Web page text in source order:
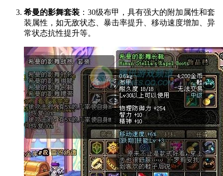
希曼的影舞套装 ：30级布甲，具有强大的附加属性和套
装属性，如无敌状态、暴击率提升、移动速度增加、异
常状态抗性提升等。